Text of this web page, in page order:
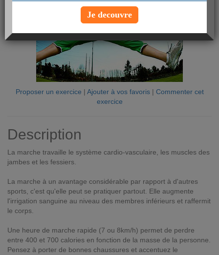
Proposer un exercice | Ajouter à vos favoris| Commenter cet
exercice
Description
La marche travaille le système cardio-vasculaire, les muscles des
jambes et les fessiers.
La marche à un avantage considérable par rapport à d'autres
sports, c'est qu'elle peut se pratiquer partout. Elle augmente
l'irrigation sanguine au niveau des membres inférieurs et raffermit
le corps.
Une heure de marche rapide (7 ou 8km/h) permet de perdre
entre 400 et 700 calories en fonction de la masse de la personne.
Pensez à porter de bonnes chaussures et accentuez le
Je decouvre